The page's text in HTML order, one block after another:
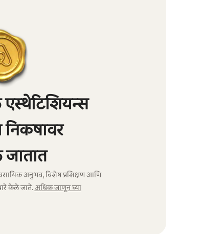
निकषावर
अनुभव, विशेष प्रशिक्षण आणि
केले जाते.अधिक जाणून घ्या